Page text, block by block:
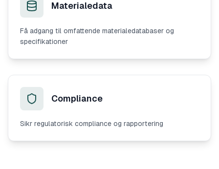
Materialedata
Få adgang til omfattende materialedatabaser og
specifikationer
Compliance
Sikr regulatorisk compliance og rapportering